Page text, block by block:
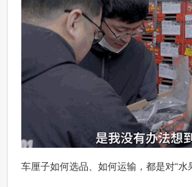
车厘子如何选品、如何运输，都是对“水